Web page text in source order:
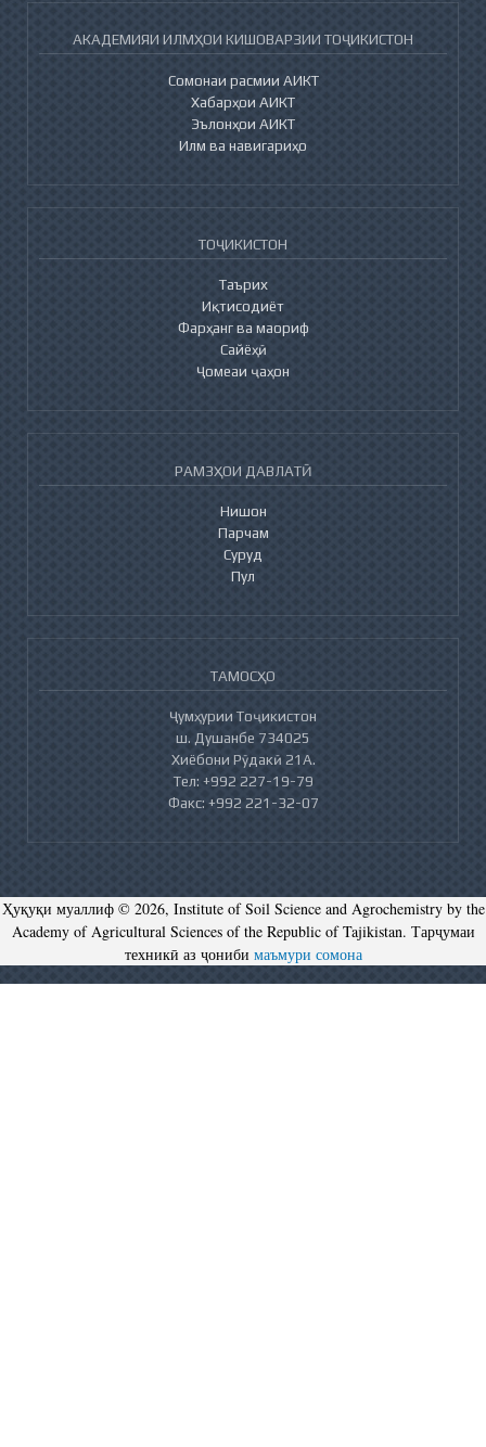
АКАДЕМИЯИ ИЛМҲОИ КИШОВАРЗИИ ТОҶИКИСТОН
Сомонаи расмии АИКТ
Хабарҳои АИКТ
Эълонҳои АИКТ
Илм ва навигариҳо
ТОҶИКИСТОН
Таърих
Иқтисодиёт
Фарҳанг ва маориф
Сайёҳӣ
Ҷомеаи ҷаҳон
РАМЗҲОИ ДАВЛАТӢ
Нишон
Парчам
Суруд
Пул
ТАМОСҲО
Ҷумҳурии Тоҷикистон
ш. Душанбе 734025
Хиёбони Рӯдакӣ 21А.
Тел: +992 227-19-79
Факс: +992 221-32-07
Ҳуқуқи муаллиф © 2026, Institute of Soil Science and Agrochemistry by the
Academy of Agricultural Sciences of the Republic of Tajikistan. Тарҷумаи
техникӣ аз ҷониби маъмури сомона